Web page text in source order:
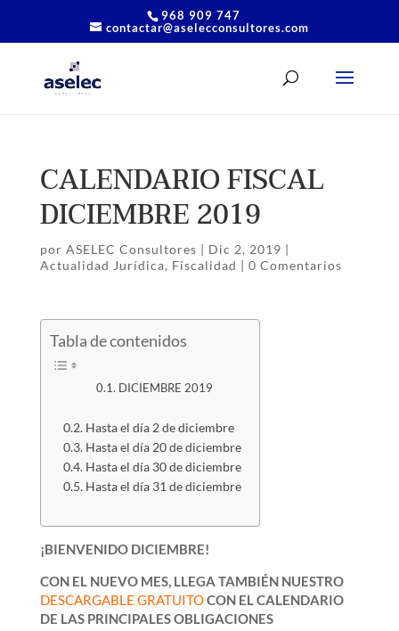
968 909 747
contactar@aselecconsultores.com
CALENDARIO FISCAL
DICIEMBRE 2019
por ASELEC Consultores | Dic 2, 2019 |
Actualidad Jurídica, Fiscalidad | 0 Comentarios
Tabla de contenidos
DICIEMBRE 2019
Hasta el día 2 de diciembre
Hasta el día 20 de diciembre
Hasta el día 30 de diciembre
Hasta el día 31 de diciembre
¡BIENVENIDO DICIEMBRE!
CON EL NUEVO MES, LLEGA TAMBIÉN NUESTRO
DESCARGABLE GRATUITOCON EL CALENDARIO
DE LAS PRINCIPALES OBLIGACIONES